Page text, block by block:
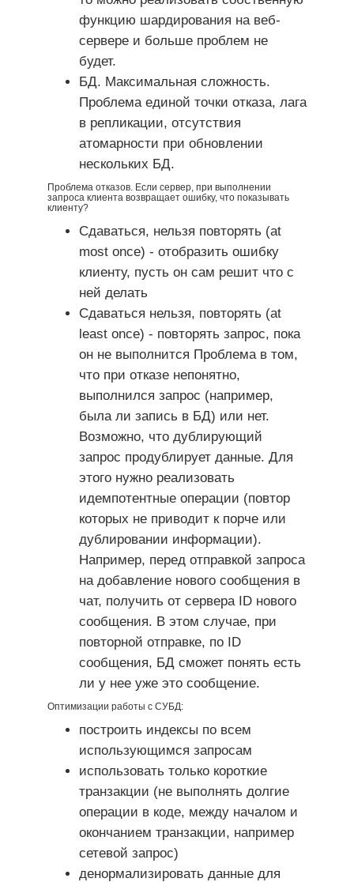
функцию шардирования на веб-
сервере и больше проблем не
будет.
БД. Максимальная сложность.
Проблема единой точки отказа, лага
в репликации, отсутствия
атомарности при обновлении
нескольких БД.
Проблема отказов. Если сервер, при выполнении
запроса клиента возвращает ошибку, что показывать
клиенту?
Сдаваться, нельзя повторять (at
most once) - отобразить ошибку
клиенту, пусть он сам решит что с
ней делать
Сдаваться нельзя, повторять (at
least once) - повторять запрос, пока
он не выполнится Проблема в том,
что при отказе непонятно,
выполнился запрос (например,
была ли запись в БД) или нет.
Возможно, что дублирующий
запрос продублирует данные. Для
этого нужно реализовать
идемпотентные операции (повтор
которых не приводит к порче или
дублировании информации).
Например, перед отправкой запроса
на добавление нового сообщения в
чат, получить от сервера ID нового
сообщения. В этом случае, при
повторной отправке, по ID
сообщения, БД сможет понять есть
ли у нее уже это сообщение.
Оптимизации работы с СУБД:
построить индексы по всем
использующимся запросам
использовать только короткие
транзакции (не выполнять долгие
операции в коде, между началом и
окончанием транзакции, например
сетевой запрос)
денормализировать данные для